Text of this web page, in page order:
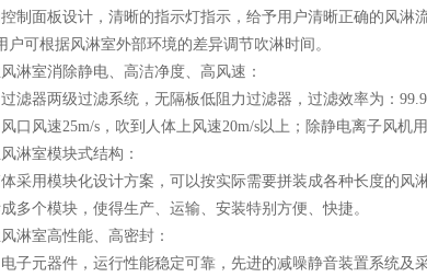
面板设计，清晰的指示灯指示，给予用户清晰正确的风淋
户可根据风淋室外部环境的差异调节吹淋时间。
室消除静电、高洁净度、高风速：
器两级过滤系统，无隔板低阻力过滤器，过滤效率为：
口风速25m/s，吹到人体上风速20m/s以上；除静电离子风机
室模块式结构：
用模块化设计方案，可以按实际需要拼装成各种长度的风
多个模块，使得生产、运输、安装特别方便、快捷。
室高性能、高密封：
元器件，运行性能稳定可靠，先进的减噪静音装置系统及采